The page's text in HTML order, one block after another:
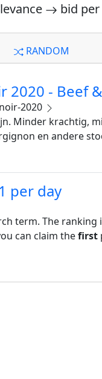
bid
RANDOM
2020 - Beef
2020
Minder krachtig,
en andere
per day
term. The ranking
can claim thefirst